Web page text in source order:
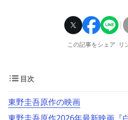
この記事をシェア リ
目次
東野圭吾原作の映画